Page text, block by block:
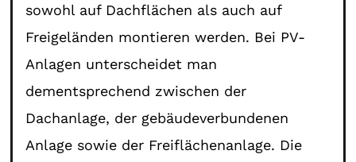
sowohl auf Dachflächen als auch auf
Freigeländen montieren werden. Bei PV-
Anlagen unterscheidet man
dementsprechend zwischen der
Dachanlage, der gebäudeverbundenen
Anlage sowie der Freiflächenanlage. Die